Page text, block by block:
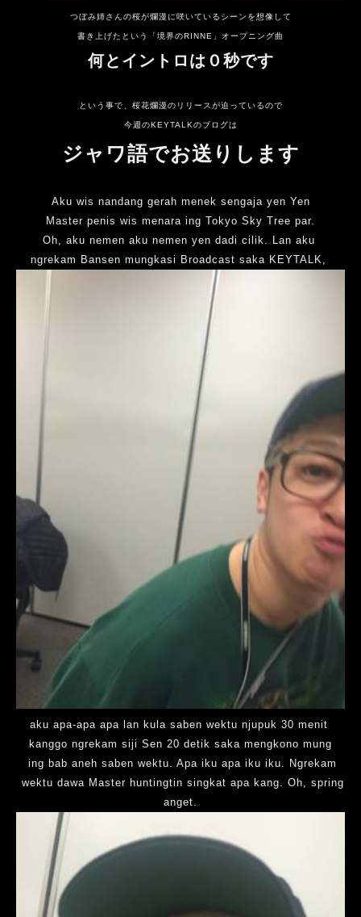
つぼみ姉さんの桜が爛漫に咲いているシーンを想像して
書き上げたという「境界のRINNE」オープニング曲
何とイントロは０秒です
という事で、桜花爛漫のリリースが迫っているので
今週のKEYTALKのブログは
ジャワ語でお送りします
Aku wis nandang gerah menek sengaja yen Yen
Master penis wis menara ing Tokyo Sky Tree par.
Oh, aku nemen aku nemen yen dadi cilik. Lan aku
ngrekam Bansen mungkasi Broadcast saka KEYTALK,
aku apa-apa apa lan kula saben wektu njupuk 30 menit
kanggo ngrekam siji Sen 20 detik saka mengkono mung
ing bab aneh saben wektu. Apa iku apa iku iku. Ngrekam
wektu dawa Master huntingtin singkat apa kang. Oh, spring
anget.